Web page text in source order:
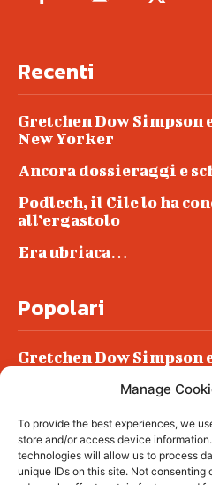
Manage
To provide the best experiences, we
store and/or access device
technologies will allow us to process
unique IDs on this site. Not
Recenti
Gretchen Dow Simpson
New Yorker
Ancora dossieraggi e
Podlech, il Cile lo ha
all’ergastolo
Era ubriaca…
Popolari
Gretchen Dow Simpson
Podlech, il Cile lo ha
all’ergastolo